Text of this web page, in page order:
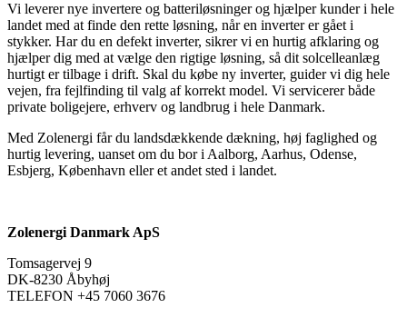
Vi leverer nye invertere og batteriløsninger og hjælper kunder i hele
landet med at finde den rette løsning, når en inverter er gået i
stykker. Har du en defekt inverter, sikrer vi en hurtig afklaring og
hjælper dig med at vælge den rigtige løsning, så dit solcelleanlæg
hurtigt er tilbage i drift. Skal du købe ny inverter, guider vi dig hele
vejen, fra fejlfinding til valg af korrekt model. Vi servicerer både
private boligejere, erhverv og landbrug i hele Danmark.
Med Zolenergi får du landsdækkende dækning, høj faglighed og
hurtig levering, uanset om du bor i Aalborg, Aarhus, Odense,
Esbjerg, København eller et andet sted i landet.
Zolenergi Danmark ApS
Tomsagervej 9
DK-8230 Åbyhøj
TELEFON +45 7060 3676